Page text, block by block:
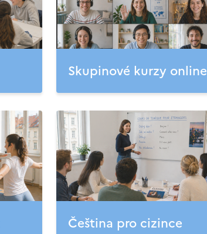
Skupinové kurzy online
Čeština pro cizince